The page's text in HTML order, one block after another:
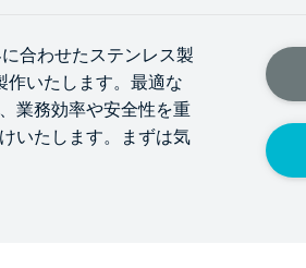
合わせたステンレス製
作いたします。最適な
業務効率や安全性を重
いたします。まずは気